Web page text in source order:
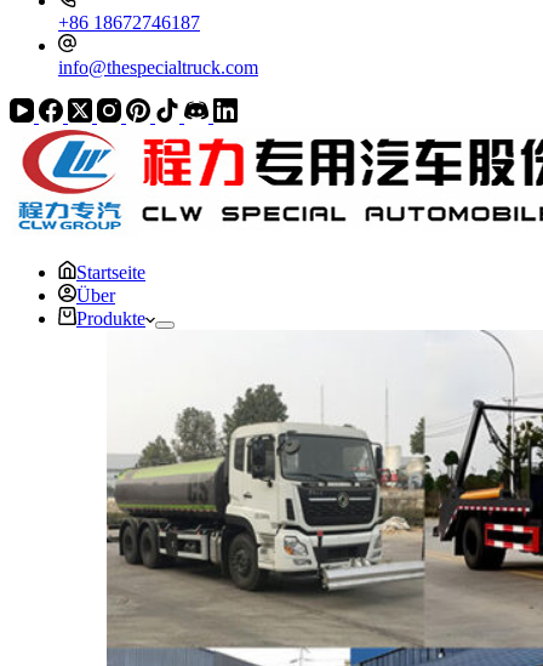
+86 18672746187
info@thespecialtruck.com
Startseite
Über
Produkte